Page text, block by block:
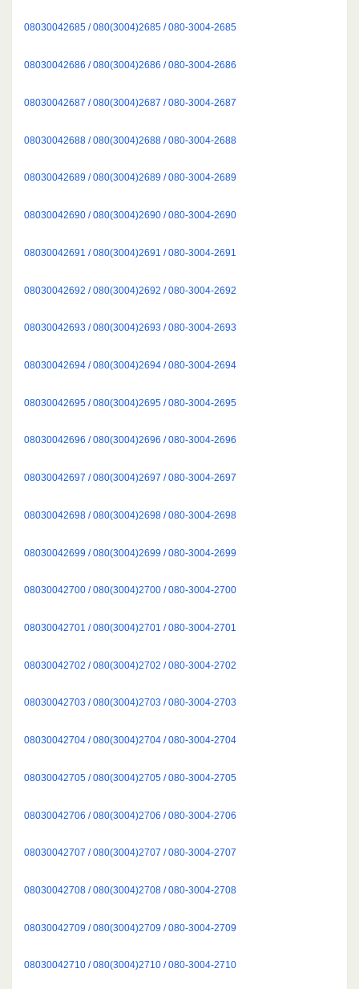
08030042685 / 080(3004)2685 / 080-3004-2685
08030042686 / 080(3004)2686 / 080-3004-2686
08030042687 / 080(3004)2687 / 080-3004-2687
08030042688 / 080(3004)2688 / 080-3004-2688
08030042689 / 080(3004)2689 / 080-3004-2689
08030042690 / 080(3004)2690 / 080-3004-2690
08030042691 / 080(3004)2691 / 080-3004-2691
08030042692 / 080(3004)2692 / 080-3004-2692
08030042693 / 080(3004)2693 / 080-3004-2693
08030042694 / 080(3004)2694 / 080-3004-2694
08030042695 / 080(3004)2695 / 080-3004-2695
08030042696 / 080(3004)2696 / 080-3004-2696
08030042697 / 080(3004)2697 / 080-3004-2697
08030042698 / 080(3004)2698 / 080-3004-2698
08030042699 / 080(3004)2699 / 080-3004-2699
08030042700 / 080(3004)2700 / 080-3004-2700
08030042701 / 080(3004)2701 / 080-3004-2701
08030042702 / 080(3004)2702 / 080-3004-2702
08030042703 / 080(3004)2703 / 080-3004-2703
08030042704 / 080(3004)2704 / 080-3004-2704
08030042705 / 080(3004)2705 / 080-3004-2705
08030042706 / 080(3004)2706 / 080-3004-2706
08030042707 / 080(3004)2707 / 080-3004-2707
08030042708 / 080(3004)2708 / 080-3004-2708
08030042709 / 080(3004)2709 / 080-3004-2709
08030042710 / 080(3004)2710 / 080-3004-2710